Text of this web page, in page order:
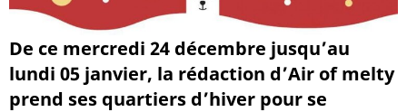
De ce mercredi 24 décembre jusqu’au
lundi 05 janvier, la rédaction d’Air of melty
prend ses quartiers d’hiver pour se